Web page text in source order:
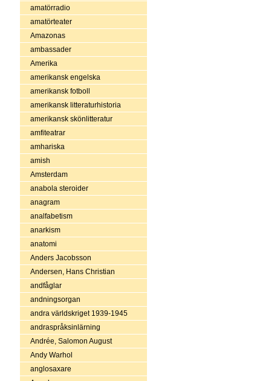
amatörradio
amatörteater
Amazonas
ambassader
Amerika
amerikansk engelska
amerikansk fotboll
amerikansk litteraturhistoria
amerikansk skönlitteratur
amfiteatrar
amhariska
amish
Amsterdam
anabola steroider
anagram
analfabetism
anarkism
anatomi
Anders Jacobsson
Andersen, Hans Christian
andfåglar
andningsorgan
andra världskriget 1939-1945
andraspråksinlärning
Andrée, Salomon August
Andy Warhol
anglosaxare